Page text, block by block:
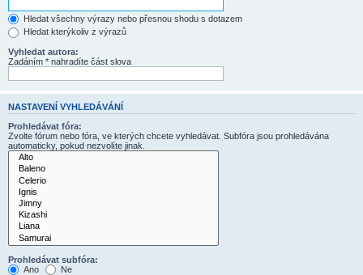
Hledat všechny výrazy nebo přesnou shodu s dotazem
Hledat kterýkoliv z výrazů
Vyhledat autora:
Zadáním * nahradíte část slova
NASTAVENÍ VYHLEDÁVÁNÍ
Prohledávat fóra:
Zvolte fórum nebo fóra, ve kterých chcete vyhledávat. Subfóra jsou prohledávána
automaticky, pokud nezvolíte jinak.
Prohledávat subfóra:
Ano
Ne